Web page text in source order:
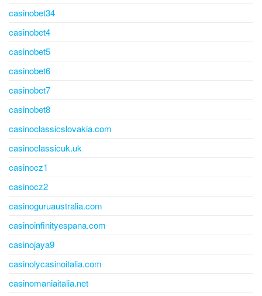
casinobet34
casinobet4
casinobet5
casinobet6
casinobet7
casinobet8
casinoclassicslovakia.com
casinoclassicuk.uk
casinocz1
casinocz2
casinoguruaustralia.com
casinoinfinityespana.com
casinojaya9
casinolycasinoitalia.com
casinomaniaitalia.net